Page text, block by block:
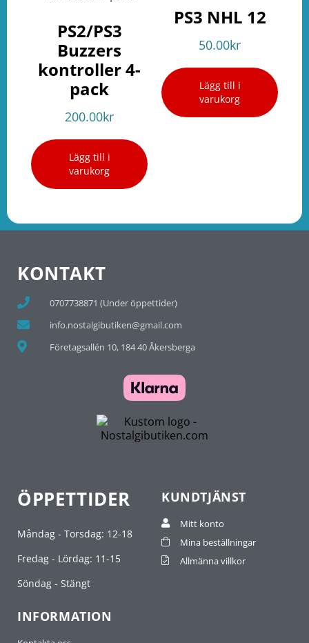
PS2/PS3
Buzzers
kontroller 4-
pack
200.00kr
Lägg till i
varukorg
PS3 NHL 12
50.00kr
Lägg till i
varukorg
KONTAKT
0707738871 (Under öppettider)
info.nostalgibutiken@gmail.com
Företagsallén 10, 184 40 Åkersberga
ÖPPETTIDER
Måndag - Torsdag: 12-18
Fredag - Lördag: 11-15
Söndag - Stängt
KUNDTJÄNST
Mitt konto
Mina beställningar
Allmänna villkor
INFORMATION